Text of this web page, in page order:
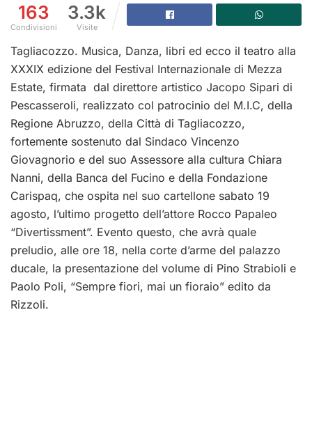
163
Condivisioni
3.3k
Visite
Tagliacozzo. Musica, Danza, libri ed ecco il teatro alla
XXXIX edizione del Festival Internazionale di Mezza
Estate, firmata dal direttore artistico Jacopo Sipari di
Pescasseroli, realizzato col patrocinio del M.I.C, della
Regione Abruzzo, della Città di Tagliacozzo,
fortemente sostenuto dal Sindaco Vincenzo
Giovagnorio e del suo Assessore alla cultura Chiara
Nanni, della Banca del Fucino e della Fondazione
Carispaq, che ospita nel suo cartellone sabato 19
agosto, l’ultimo progetto dell’attore Rocco Papaleo
“Divertissment”. Evento questo, che avrà quale
preludio, alle ore 18, nella corte d’arme del palazzo
ducale, la presentazione del volume di Pino Strabioli e
Paolo Poli, “Sempre fiori, mai un fioraio” edito da
Rizzoli.